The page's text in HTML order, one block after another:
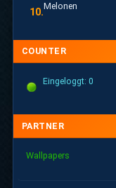
10.Melonen
COUNTER
Eingeloggt: 0
PARTNER
Wallpapers